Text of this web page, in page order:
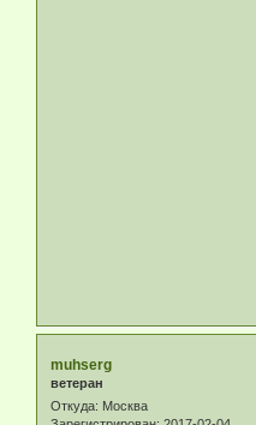
muhserg
ветеран
Откуда: Москва